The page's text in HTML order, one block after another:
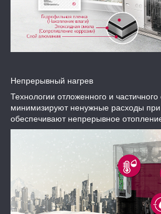
Непрерывный нагрев
Технологии отложенного и частичного
минимизируют ненужные расходы при
обеспечивают непрерывное